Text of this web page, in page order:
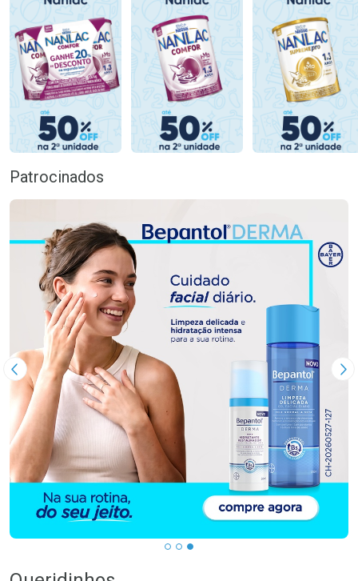
Patrocinados
Imagem Anterior